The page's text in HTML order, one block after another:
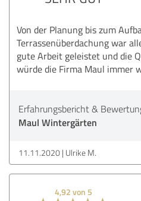
Von der Planung bis zum
Terrassenüberdachung war
gute Arbeit geleistet und die
würde die Firma Maul immer
Erfahrungsbericht &
Maul Wintergärten
11.11.2020 Ulrike M.
4,92 von 5